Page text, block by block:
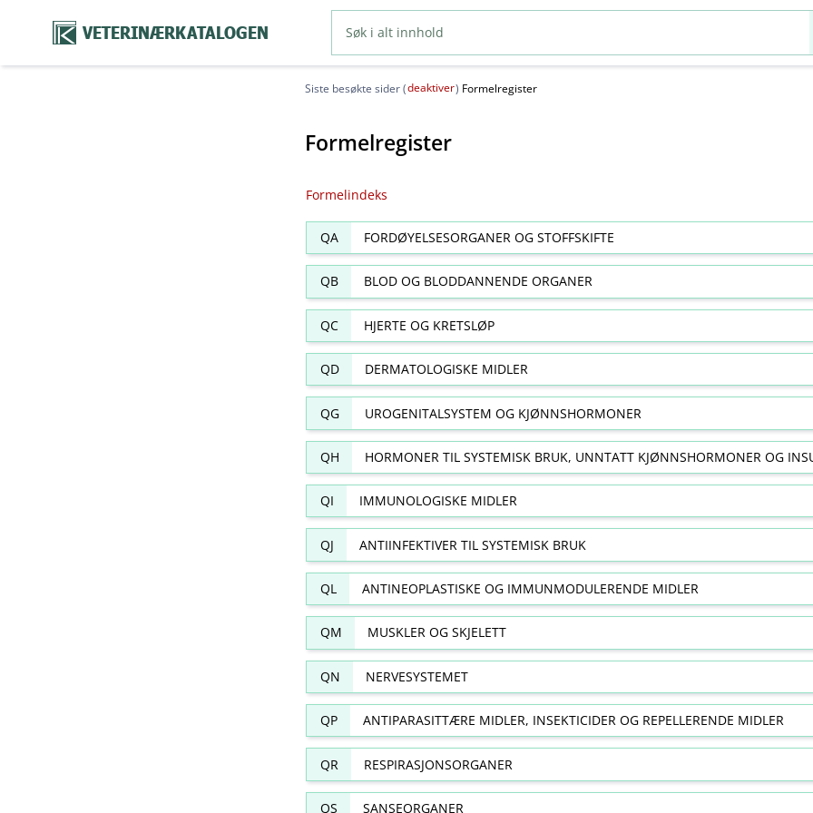
VETERINÆRKATALOGEN
Siste besøkte sider (deaktiver) Formelregister
Formelregister
Formelindeks
QA FORDØYELSESORGANER OG STOFFSKIFTE
QB BLOD OG BLODDANNENDE ORGANER
QC HJERTE OG KRETSLØP
QD DERMATOLOGISKE MIDLER
QG UROGENITALSYSTEM OG KJØNNSHORMONER
QH HORMONER TIL SYSTEMISK BRUK, UNNTATT KJØNNSHORMONER OG
QI IMMUNOLOGISKE MIDLER
QJ ANTIINFEKTIVER TIL SYSTEMISK BRUK
QL ANTINEOPLASTISKE OG IMMUNMODULERENDE MIDLER
QM MUSKLER OG SKJELETT
QN NERVESYSTEMET
QP ANTIPARASITTÆRE MIDLER, INSEKTICIDER OG REPELLERENDE MIDLER
QR RESPIRASJONSORGANER
QS SANSEORGANER